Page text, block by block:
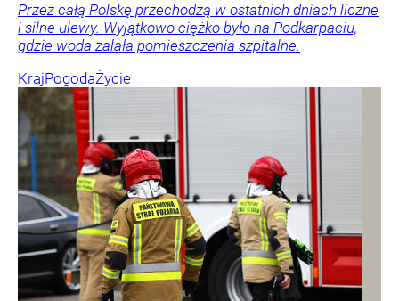
Przez całą Polskę przechodzą w ostatnich dniach liczne
i silne ulewy. Wyjątkowo ciężko było na Podkarpaciu,
gdzie woda zalała pomieszczenia szpitalne.
KrajPogodaŻycie